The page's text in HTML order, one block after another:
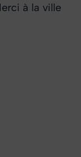
à la ville